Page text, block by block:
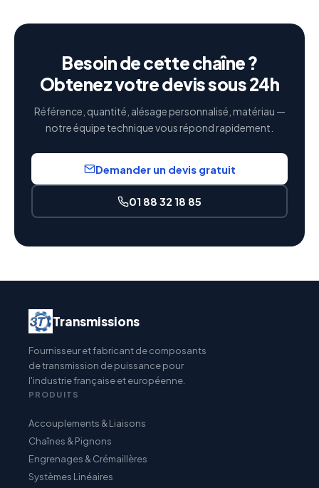
Besoin de cette chaîne ?
Obtenez votre devis sous 24h
Référence, quantité, alésage personnalisé, matériau —
notre équipe technique vous répond rapidement.
Demander un devis gratuit
01 88 32 18 85
Transmissions
Fournisseur et fabricant de composants
de transmission de puissance pour
l'industrie française et européenne.
PRODUITS
Accouplements & Liaisons
Chaînes & Pignons
Engrenages & Crémaillères
Systèmes Linéaires